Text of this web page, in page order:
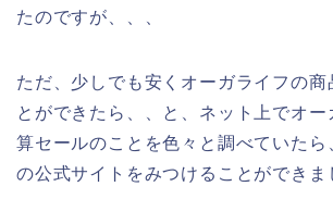
たのですが、、、
ただ、少しでも安くオーガライフの商
とができたら、、と、ネット上でオー
算セールのことを色々と調べていたら
の公式サイトをみつけることができま